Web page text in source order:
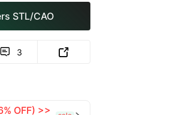
STL/CAO
 3 
OFF) >>